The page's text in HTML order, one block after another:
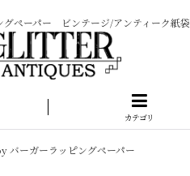
グペーパー ビンテージ/アンティーク紙袋
カテゴリ
ーガーラッピングペーパー